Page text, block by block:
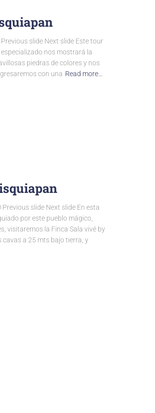
Previous slide Next slide Este tour
nos mostrará la
piedras de colores y nos
con una Read more…
Previous slide Next slide En esta
por este pueblo mágico,
visitaremos la Finca Sala vivé by
cavas a 25 mts bajo tierra, y